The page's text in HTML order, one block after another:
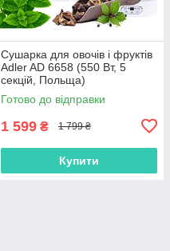
Сушарка для овочів і фруктів
Adler AD 6658 (550 Вт, 5
секцій, Польща)
Готово до відправки
1 599 ₴ 1 799 ₴
Купити